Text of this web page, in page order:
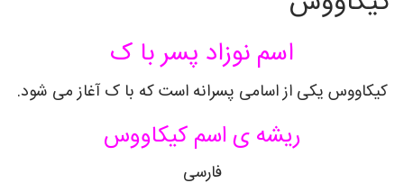
اسم نوزاد پسر با ک
کیکاووس یکی از اسامی پسرانه است که با ک آغاز می شود.
ریشه ی اسمکیکاووس
فارسی